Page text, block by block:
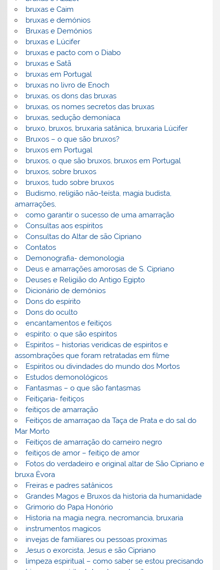
bruxas e Caim
bruxas e demónios
Bruxas e Demónios
bruxas e Lúcifer
bruxas e pacto com o Diabo
bruxas e Satã
bruxas em Portugal
bruxas no livro de Enoch
bruxas, os dons das bruxas
bruxas, os nomes secretos das bruxas
bruxas, sedução demoníaca
bruxo, bruxos, bruxaria satânica, bruxaria Lúcifer
Bruxos – o que são bruxos?
bruxos em Portugal
bruxos, o que são bruxos, bruxos em Portugal
bruxos, sobre bruxos
bruxos, tudo sobre bruxos
Budismo, religião não-teísta, magia budista,
amarrações,
como garantir o sucesso de uma amarração
Consultas aos espíritos
Consultas do Altar de são Cipriano
Contatos
Demonografia- demonologia
Deus e amarrações amorosas de S. Cipriano
Deuses e Religião do Antigo Egipto
Dicionário de demónios
Dons do espírito
Dons do oculto
encantamentos e feitiços
espírito: o que são espíritos
Espiritos – historias veridicas de espiritos e
assombrações que foram retratadas em filme
Espíritos ou divindades do mundo dos Mortos
Estudos demonológicos
Fantasmas – o que são fantasmas
Feitiçaria- feitiços
feitiços de amarração
Feitiços de amarraçao da Taça de Prata e do sal do
Mar Morto
Feitiços de amarração do carneiro negro
feitiços de amor – feitiço de amor
Fotos do verdadeiro e original altar de São Cipriano e
bruxa Èvora
Freiras e padres satânicos
Grandes Magos e Bruxos da historia da humanidade
Grimorio do Papa Honório
Historia na magia negra, necromancia, bruxaria
instrumentos magicos
invejas de familiares ou pessoas proximas
Jesus o exorcista, Jesus e são Cipriano
limpeza espiritual – como saber se estou precisando